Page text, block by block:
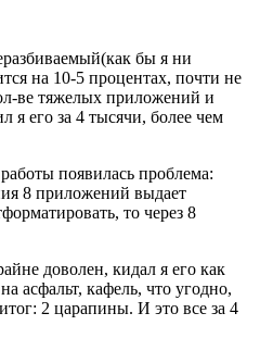
бы я ни
на 10-5 процентах, почти не
ве тяжелых приложений и
я его за 4 тысячи, более чем
появилась проблема:
8 приложений выдает
то через 8
доволен, кидал я его как
асфальт, кафель, что угодно,
2 царапины. И это все за 4